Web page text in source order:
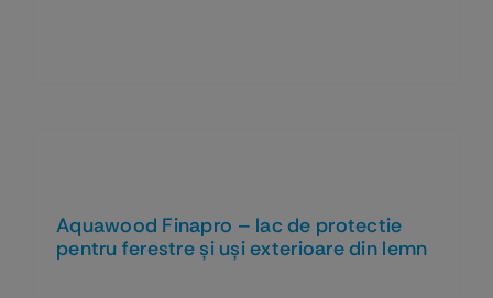
Aquawood Finapro – lac de protectie
pentru ferestre și uși exterioare din lemn